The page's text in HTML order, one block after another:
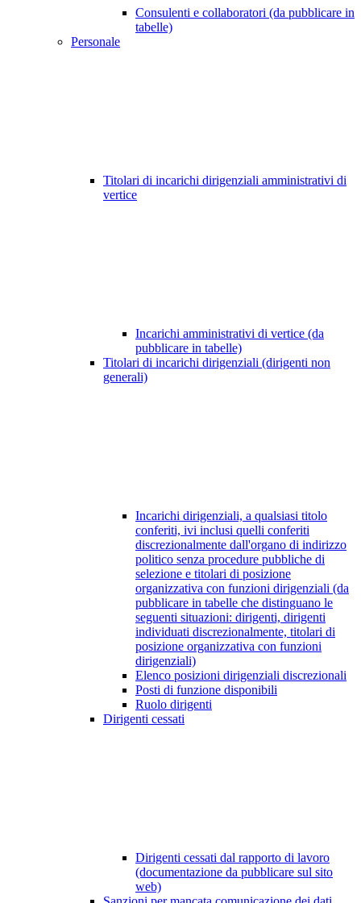
Consulenti e collaboratori (da pubblicare in
tabelle)
Personale
Titolari di incarichi dirigenziali amministrativi di
vertice
Incarichi amministrativi di vertice (da
pubblicare in tabelle)
Titolari di incarichi dirigenziali (dirigenti non
generali)
Incarichi dirigenziali, a qualsiasi titolo
conferiti, ivi inclusi quelli conferiti
discrezionalmente dall'organo di indirizzo
politico senza procedure pubbliche di
selezione e titolari di posizione
organizzativa con funzioni dirigenziali (da
pubblicare in tabelle che distinguano le
seguenti situazioni: dirigenti, dirigenti
individuati discrezionalmente, titolari di
posizione organizzativa con funzioni
dirigenziali)
Elenco posizioni dirigenziali discrezionali
Posti di funzione disponibili
Ruolo dirigenti
Dirigenti cessati
Dirigenti cessati dal rapporto di lavoro
(documentazione da pubblicare sul sito
web)